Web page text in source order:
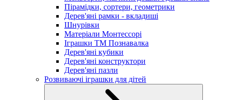
Пірамідки, сортери, геометрики
Дерев'яні рамки - вкладиші
Шнурівки
Матеріали Монтессорі
Іграшки ТМ Познавалка
Дерев'яні кубики
Дерев'яні конструктори
Дерев'яні пазли
Розвиваючі іграшки для дітей